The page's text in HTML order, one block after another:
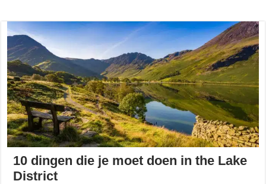
10 dingen die je moet doen in the Lake
District